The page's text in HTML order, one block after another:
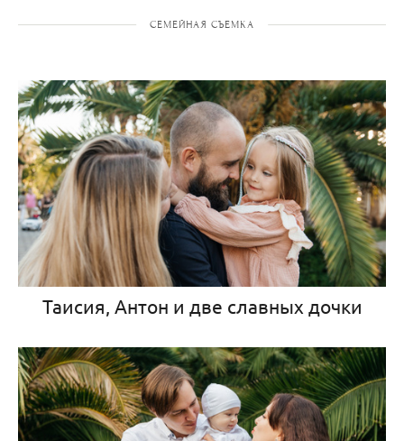
СЕМЕЙНАЯ СЪЕМКА
Таисия, Антон и две славных дочки